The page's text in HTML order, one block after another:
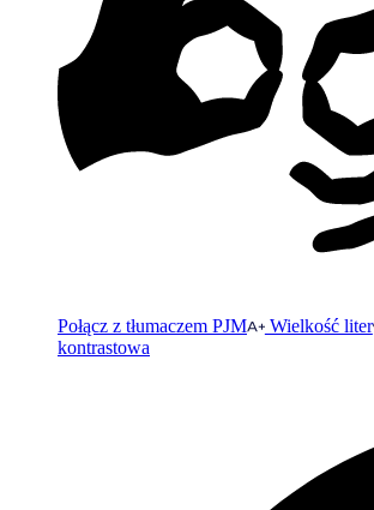
Połącz z tłumaczem PJM Wielkość liter
kontrastowa